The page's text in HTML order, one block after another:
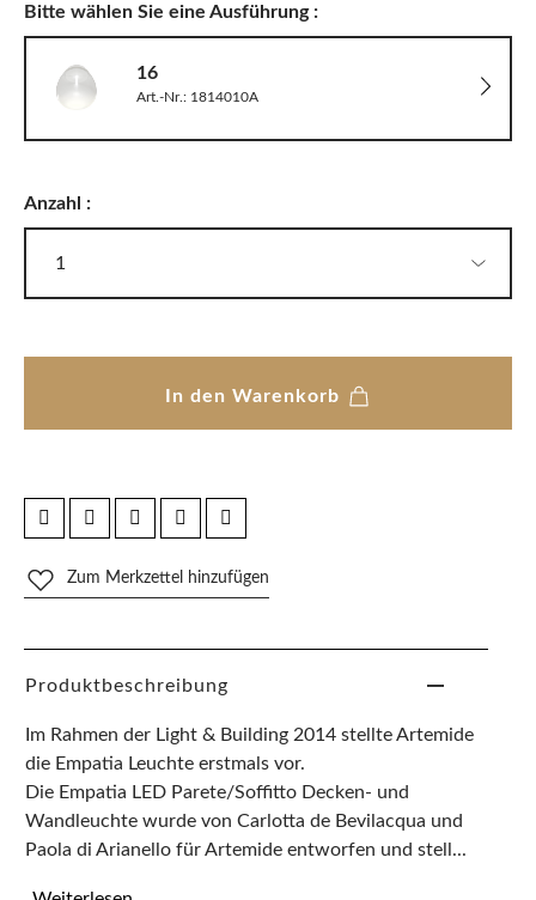
Bitte wählen Sie eine Ausführung :
16
Art.-Nr.: 1814010A
Anzahl :
In den Warenkorb
Zum Merkzettel hinzufügen
Produktbeschreibung
Im Rahmen der Light & Building 2014 stellte Artemide
die Empatia Leuchte erstmals vor.
Die Empatia LED Parete/Soffitto Decken- und
Wandleuchte wurde von Carlotta de Bevilacqua und
Paola di Arianello für Artemide entworfen und stell...